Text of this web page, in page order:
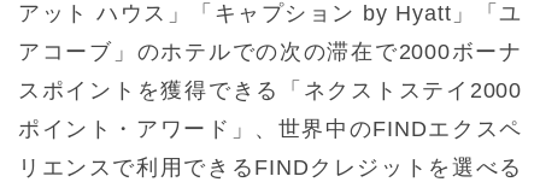
アット ハウス」「キャプション by Hyatt」「ユ
アコーブ」のホテルでの次の滞在で2000ボーナ
スポイントを獲得できる「ネクストステイ2000
ポイント・アワード」、世界中のFINDエクスペ
リエンスで利用できるFINDクレジットを選べる